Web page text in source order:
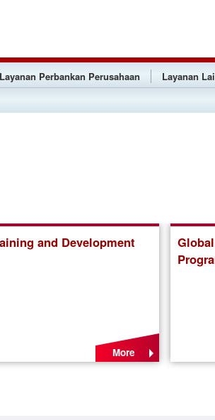
Layanan Perbankan Perusahaan
Layanan
More
and Development